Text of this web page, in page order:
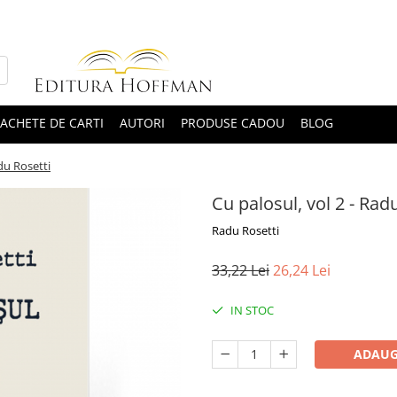
DE CARTI AUTORI PRODUSE CADOU BLOG
Rosetti
Cu palosul, vol 2 -
Radu Rosetti
33,22 Lei26,24 Lei
IN STOC